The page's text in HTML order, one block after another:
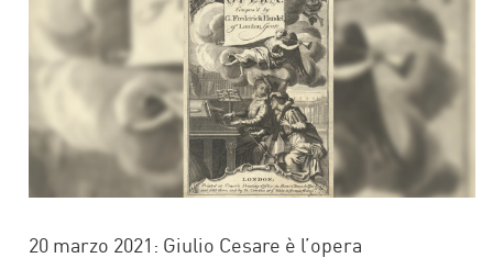
20 marzo 2021: Giulio Cesare è l’opera